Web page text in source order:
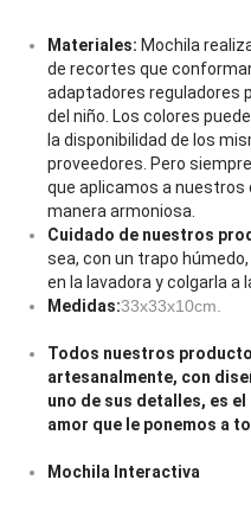
Materiales: Mochila
de recortes que
adaptadores reguladores
del niño. Los colores
la disponibilidad de los
proveedores. Pero
que aplicamos a
manera armoniosa.
Cuidado de nuestros
sea, con un trapo
en la lavadora y colgarla a
Medidas:33x33x10cm.
Todos nuestros
artesanalmente, con
uno de sus detalles, es
amor que le ponemos a
Mochila Interactiva